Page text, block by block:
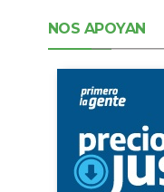
NOS APOYAN